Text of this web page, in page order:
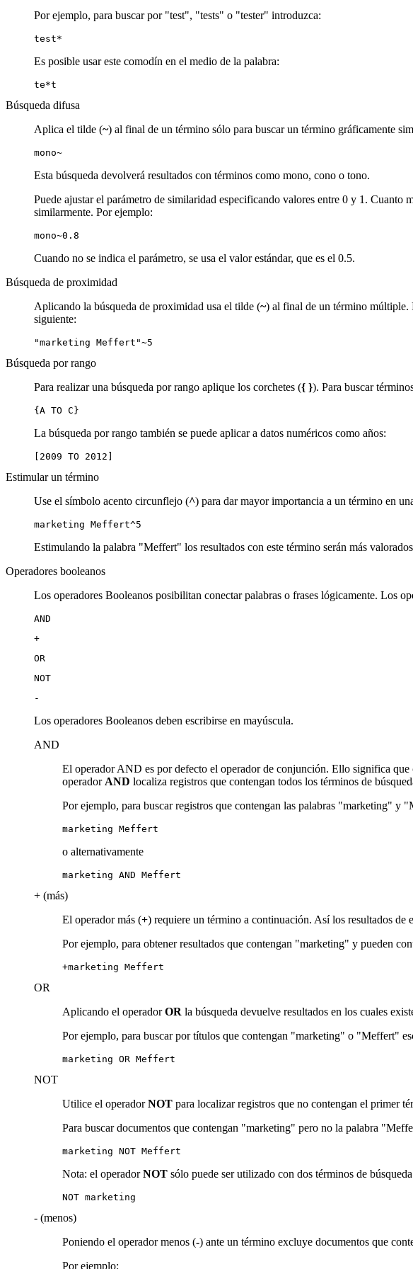
Por ejemplo, para buscar por "test", "tests" o "tester" introduzca:
test*
Es posible usar este comodín en el medio de la palabra:
te*t
Búsqueda difusa
Aplica el tilde (~) al final de un término sólo para buscar un término gráficamente
mono~
Esta búsqueda devolverá resultados con términos como mono, cono o tono.
Puede ajustar el parámetro de similaridad especificando valores entre 0 y 1. Cuanto
similarmente. Por ejemplo:
mono~0.8
Cuando no se indica el parámetro, se usa el valor estándar, que es el 0.5.
Búsqueda de proximidad
Aplicando la búsqueda de proximidad usa el tilde (~) al final de un término múltiple.
siguiente:
"marketing Meffert"~5
Búsqueda por rango
Para realizar una búsqueda por rango aplique los corchetes ({ }). Para buscar
{A TO C}
La búsqueda por rango también se puede aplicar a datos numéricos como años:
[2009 TO 2012]
Estimular un término
Use el símbolo acento circunflejo (^) para dar mayor importancia a un término en
marketing Meffert^5
Estimulando la palabra "Meffert" los resultados con este término serán más
Operadores booleanos
Los operadores Booleanos posibilitan conectar palabras o frases lógicamente. Los
AND
+
OR
NOT
-
Los operadores Booleanos deben escribirse en mayúscula.
AND
El operador AND es por defecto el operador de conjunción. Ello significa que
operador AND localiza registros que contengan todos los términos de
Por ejemplo, para buscar registros que contengan las palabras "marketing" y
marketing Meffert
o alternativamente
marketing AND Meffert
+ (más)
El operador más (+) requiere un término a continuación. Así los resultados de
Por ejemplo, para obtener resultados que contengan "marketing" y pueden
+marketing Meffert
OR
Aplicando el operadorOR la búsqueda devuelve resultados en los cuales
Por ejemplo, para buscar por títulos que contengan "marketing" o "Meffert"
marketing OR Meffert
NOT
Utilice el operadorNOT para localizar registros que no contengan el primer
Para buscar documentos que contengan "marketing" pero no la palabra
marketing NOT Meffert
Nota: el operadorNOT sólo puede ser utilizado con dos términos de
NOT marketing
- (menos)
Poniendo el operador menos (-) ante un término excluye documentos que
Por ejemplo: